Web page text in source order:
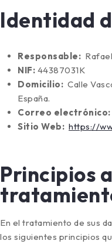
Identidad
Responsable:
NIF: 44387031K
Domicilio: Calle
España.
Correo electrónico:
Sitio Web: https://
Principios
En el tratamiento de sus
los siguientes principios